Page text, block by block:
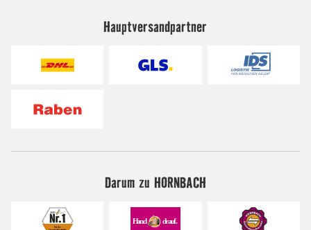
Hauptversandpartner
Darum zu HORNBACH